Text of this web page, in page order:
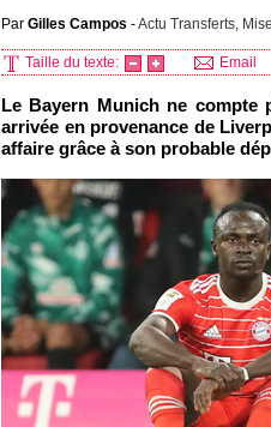
Par Gilles Campos -Actu Transferts,
Taille du texte: Email
Le Bayern Munich ne compte
arrivée en provenance de
affaire grâce à son probable